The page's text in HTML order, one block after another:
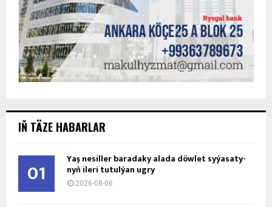
IŇ TÄZE HABARLAR
01 Ýaş ne­sil­ler ba­ra­da­ky ala­da döw­let sy­ýa­sa­ty­
nyň ile­ri tu­tul­ýan ug­ry
2026-08-06